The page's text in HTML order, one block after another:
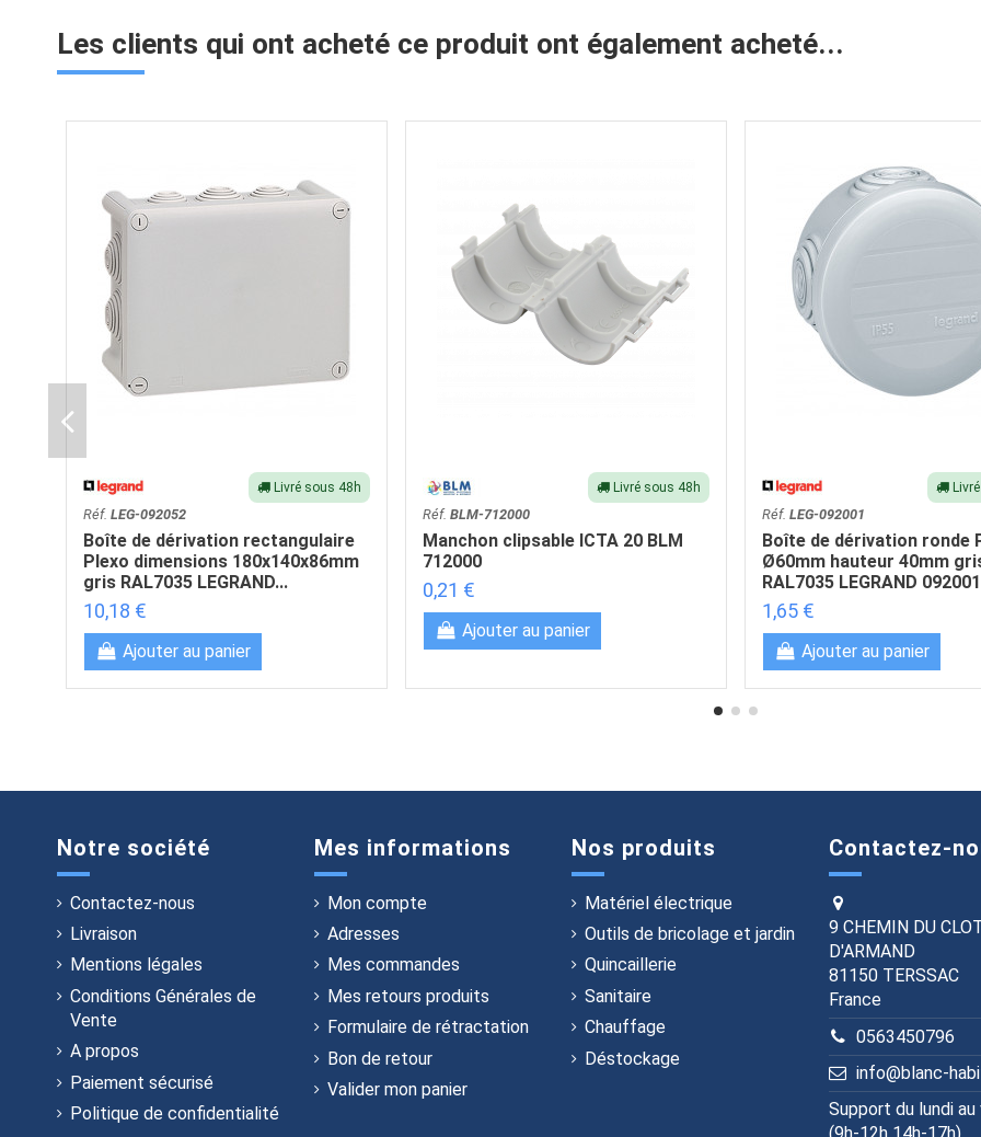
Les clients qui ont acheté ce produit ont également acheté...
Livré sous 48h
Réf. LEG-092052
Boîte de dérivation rectangulaire
Plexo dimensions 180x140x86mm
gris RAL7035 LEGRAND...
10,18 €
Ajouter au panier
Livré sous 48h
Réf. BLM-712000
Manchon clipsable ICTA 20 BLM
712000
0,21 €
Ajouter au panier
Réf. LEG-092001
Boîte de dérivation ronde
Ø60mm hauteur 40mm
RAL7035 LEGRAND 092001
1,65 €
Ajouter au panier
Notre société
Contactez-nous
Livraison
Mentions légales
Conditions Générales de
Vente
A propos
Paiement sécurisé
Politique de confidentialité
Mes informations
Mon compte
Adresses
Mes commandes
Mes retours produits
Formulaire de rétractation
Bon de retour
Valider mon panier
Nos produits
Matériel électrique
Outils de bricolage et jardin
Quincaillerie
Sanitaire
Chauffage
Déstockage
Contactez-
9 CHEMIN DU
D'ARMAND
81150 TERSSAC
France
0563450796
info@blanc-
Support du lundi au
(9h-12h 14h-17h)